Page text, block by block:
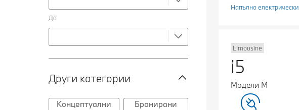
До
Други категории
Концептуални
Бронирани
Напълно електрически
Limousine
i5
Модели М